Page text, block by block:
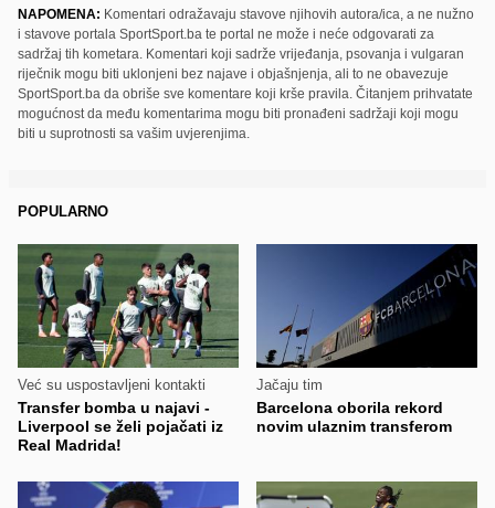
NAPOMENA: Komentari odražavaju stavove njihovih autora/ica, a ne nužno
i stavove portala SportSport.ba te portal ne može i neće odgovarati za
sadržaj tih kometara. Komentari koji sadrže vrijeđanja, psovanja i vulgaran
riječnik mogu biti uklonjeni bez najave i objašnjenja, ali to ne obavezuje
SportSport.ba da obriše sve komentare koji krše pravila. Čitanjem prihvatate
mogućnost da među komentarima mogu biti pronađeni sadržaji koji mogu
biti u suprotnosti sa vašim uvjerenjima.
POPULARNO
Već su uspostavljeni kontakti
Transfer bomba u najavi -
Liverpool se želi pojačati iz
Real Madrida!
Jačaju tim
Barcelona oborila rekord
novim ulaznim transferom